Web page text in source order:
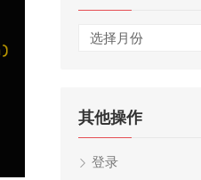
归
其他操作
登录